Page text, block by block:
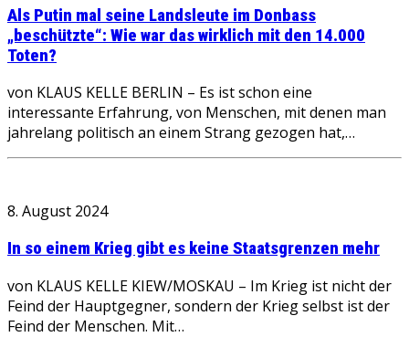
Als Putin mal seine Landsleute im Donbass
„beschützte“: Wie war das wirklich mit den 14.000
Toten?
von KLAUS KELLE BERLIN – Es ist schon eine
interessante Erfahrung, von Menschen, mit denen man
jahrelang politisch an einem Strang gezogen hat,…
8. August 2024
In so einem Krieg gibt es keine Staatsgrenzen mehr
von KLAUS KELLE KIEW/MOSKAU – Im Krieg ist nicht der
Feind der Hauptgegner, sondern der Krieg selbst ist der
Feind der Menschen. Mit…